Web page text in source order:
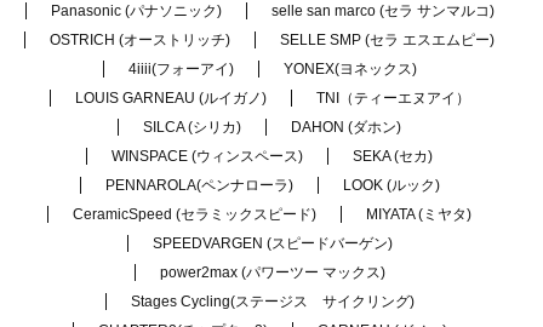
Panasonic (パナソニック)
selle san marco (セラ サンマルコ)
OSTRICH (オーストリッチ)
SELLE SMP (セラ エスエムピー)
4iiii(フォーアイ)
YONEX(ヨネックス)
LOUIS GARNEAU (ルイガノ)
TNI（ティーエヌアイ）
SILCA (シリカ)
DAHON (ダホン)
WINSPACE (ウィンスペース)
SEKA (セカ)
PENNAROLA(ペンナローラ)
LOOK (ルック)
CeramicSpeed (セラミックスピード)
MIYATA (ミヤタ)
SPEEDVARGEN (スピードバーゲン)
power2max (パワーツー マックス)
Stages Cycling(ステージス サイクリング)